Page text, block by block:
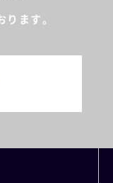
ります。